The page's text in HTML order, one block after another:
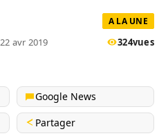
A LA UNE
avr 2019 324vues
Google News
Partager